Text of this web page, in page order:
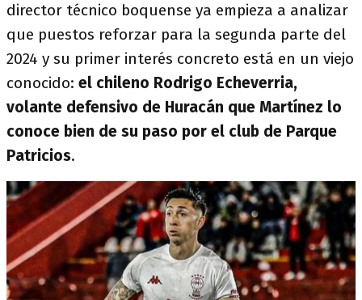
director técnico boquense ya empieza a analizar
que puestos reforzar para la segunda parte del
2024 y su primer interés concreto está en un viejo
conocido: el chileno Rodrigo Echeverria,
volante defensivo de Huracán que Martínez lo
conoce bien de su paso por el club de Parque
Patricios.